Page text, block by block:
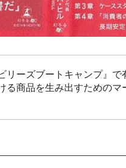
リーズブートキャンプ』で
る商品を生み出すための